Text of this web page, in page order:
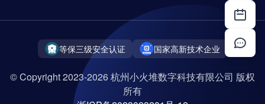
等保三级安全认证 国家高新技术企业
© Copyright 2023-2026 杭州小火堆数字科技有限公司 版权
所有